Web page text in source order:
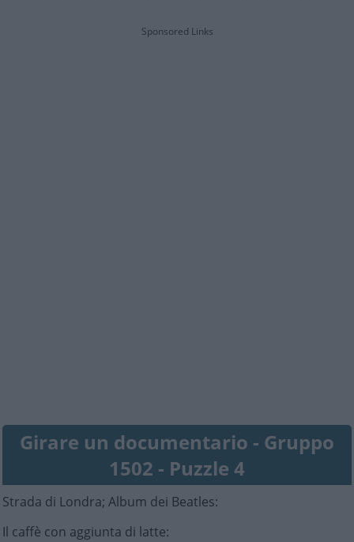
Sponsored Links
Girare un documentario - Gruppo
1502 - Puzzle 4
Strada di Londra; Album dei Beatles:
Il caffè con aggiunta di latte: